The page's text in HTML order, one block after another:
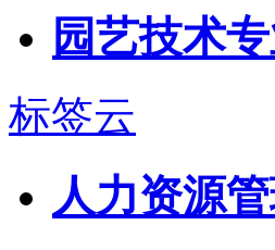
园艺技术
标签云
人力资源